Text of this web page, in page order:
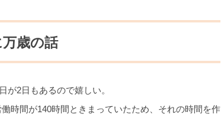
歳の話
が2日もあるので嬉しい。
時間が140時間ときまっていたため、それの時間を作